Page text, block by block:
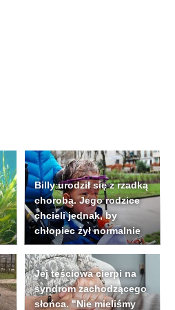
Billy urodził się z rzadką
chorobą. Jego rodzice
chcieli jednak, by
chłopiec żył normalnie
Jej teściowa cierpi na
syndrom zachodzącego
słońca. "Nie mieliśmy